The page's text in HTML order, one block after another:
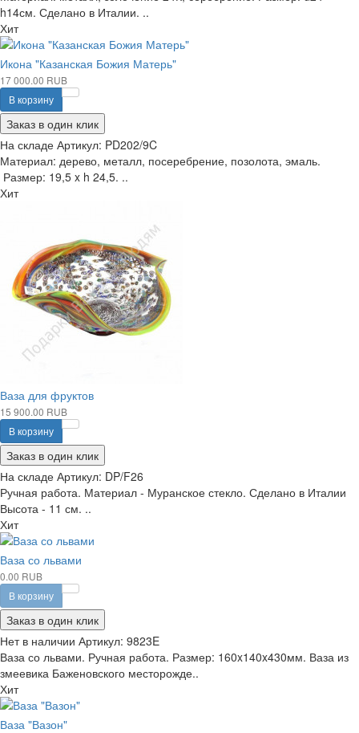
h14см. Сделано в Италии. ..
Хит
Икона "Казанская Божия Матерь"
17 000.00 RUB
В корзину
Заказ в один клик
На складе Артикул: PD202/9C
Материал: дерево, металл, посеребрение, позолота, эмаль.
Размер: 19,5 x h 24,5. ..
Хит
Ваза для фруктов
15 900.00 RUB
В корзину
Заказ в один клик
На складе Артикул: DP/F26
Ручная работа. Материал - Муранское стекло. Сделано в Италии
Высота - 11 см. ..
Хит
Ваза со львами
0.00 RUB
В корзину
Заказ в один клик
Нет в наличии Артикул: 9823E
Ваза со львами. Ручная работа. Размер: 160x140x430мм. Ваза из
змеевика Баженовского месторожде..
Хит
Ваза "Вазон"